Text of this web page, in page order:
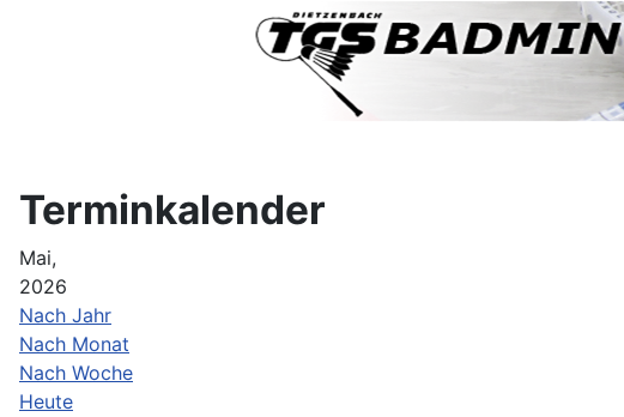
Terminkalender
Mai,
2026
Nach Jahr
Nach Monat
Nach Woche
Heute